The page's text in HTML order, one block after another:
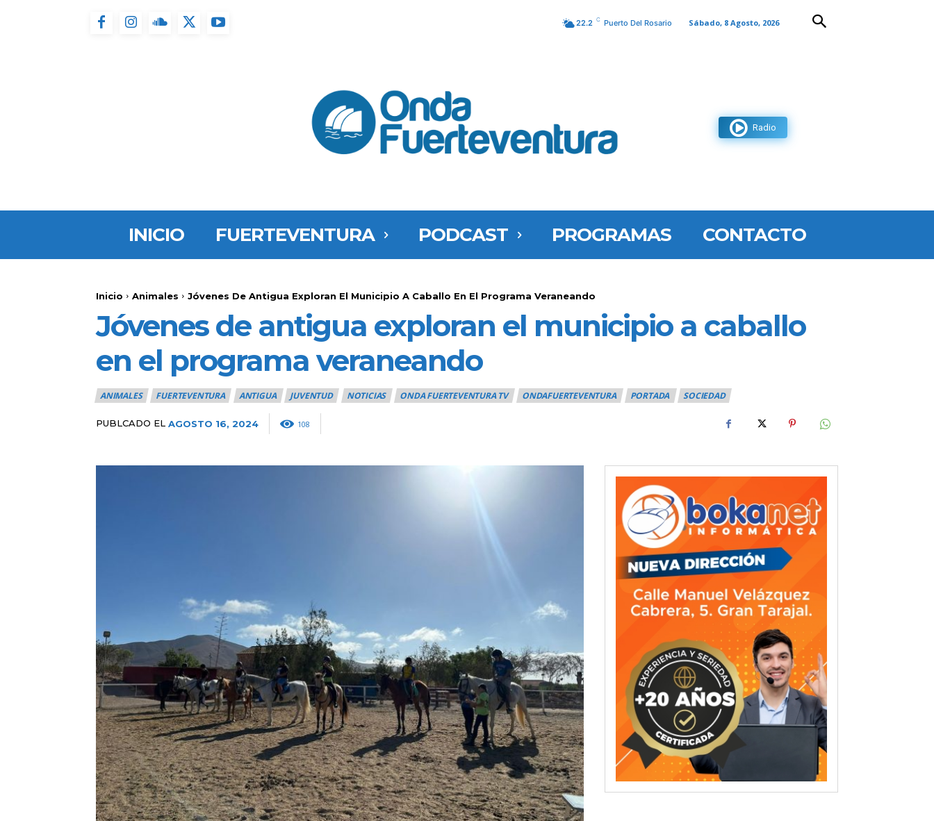
22.2 C Puerto Del Rosario Sábado, 8 Agosto, 2026
Radio
INICIO FUERTEVENTURA PODCAST PROGRAMAS CONTACTO
Inicio Animales Jóvenes De Antigua Exploran El Municipio A Caballo En El Programa Veraneando
Jóvenes de antigua exploran el municipio a caballo
en el programa veraneando
ANIMALES FUERTEVENTURA ANTIGUA JUVENTUD NOTICIAS ONDA FUERTEVENTURA TV ONDAFUERTEVENTURA PORTADA SOCIEDAD
PUBLCADO EL AGOSTO 16, 2024 108